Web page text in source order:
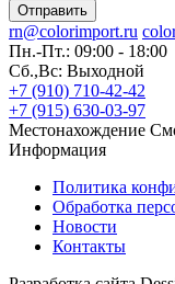
Отправить
rn@colorimport.ru
Пн.-Пт.: 09:00 - 18:00
Сб.,Вс: Выходной
+7 (910) 710-42-42
+7 (915) 630-03-97
Местонахождение
Информация
Политика
Обработка
Новости
Контакты